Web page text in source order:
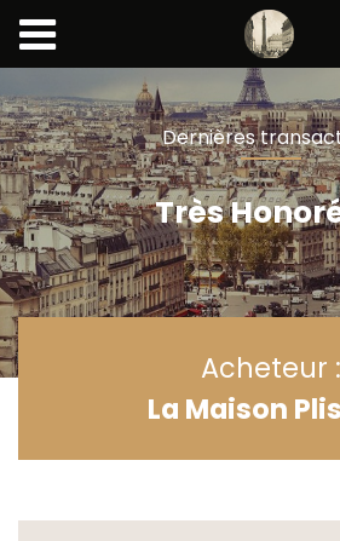
Dernières
Très
Acheteur :
La Maison